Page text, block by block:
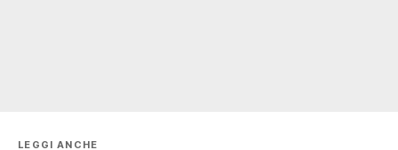
LEGGI ANCHE